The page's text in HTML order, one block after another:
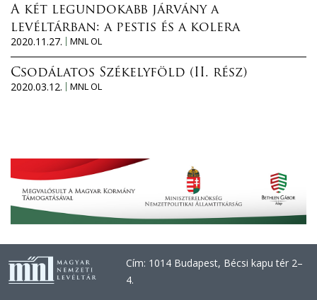
A két legundokabb járvány a
levéltárban: a pestis és a kolera
2020.11.27.
MNL OL
Csodálatos Székelyföld (II. rész)
2020.03.12.
MNL OL
Cím: 1014 Budapest, Bécsi kapu tér 2–
4.